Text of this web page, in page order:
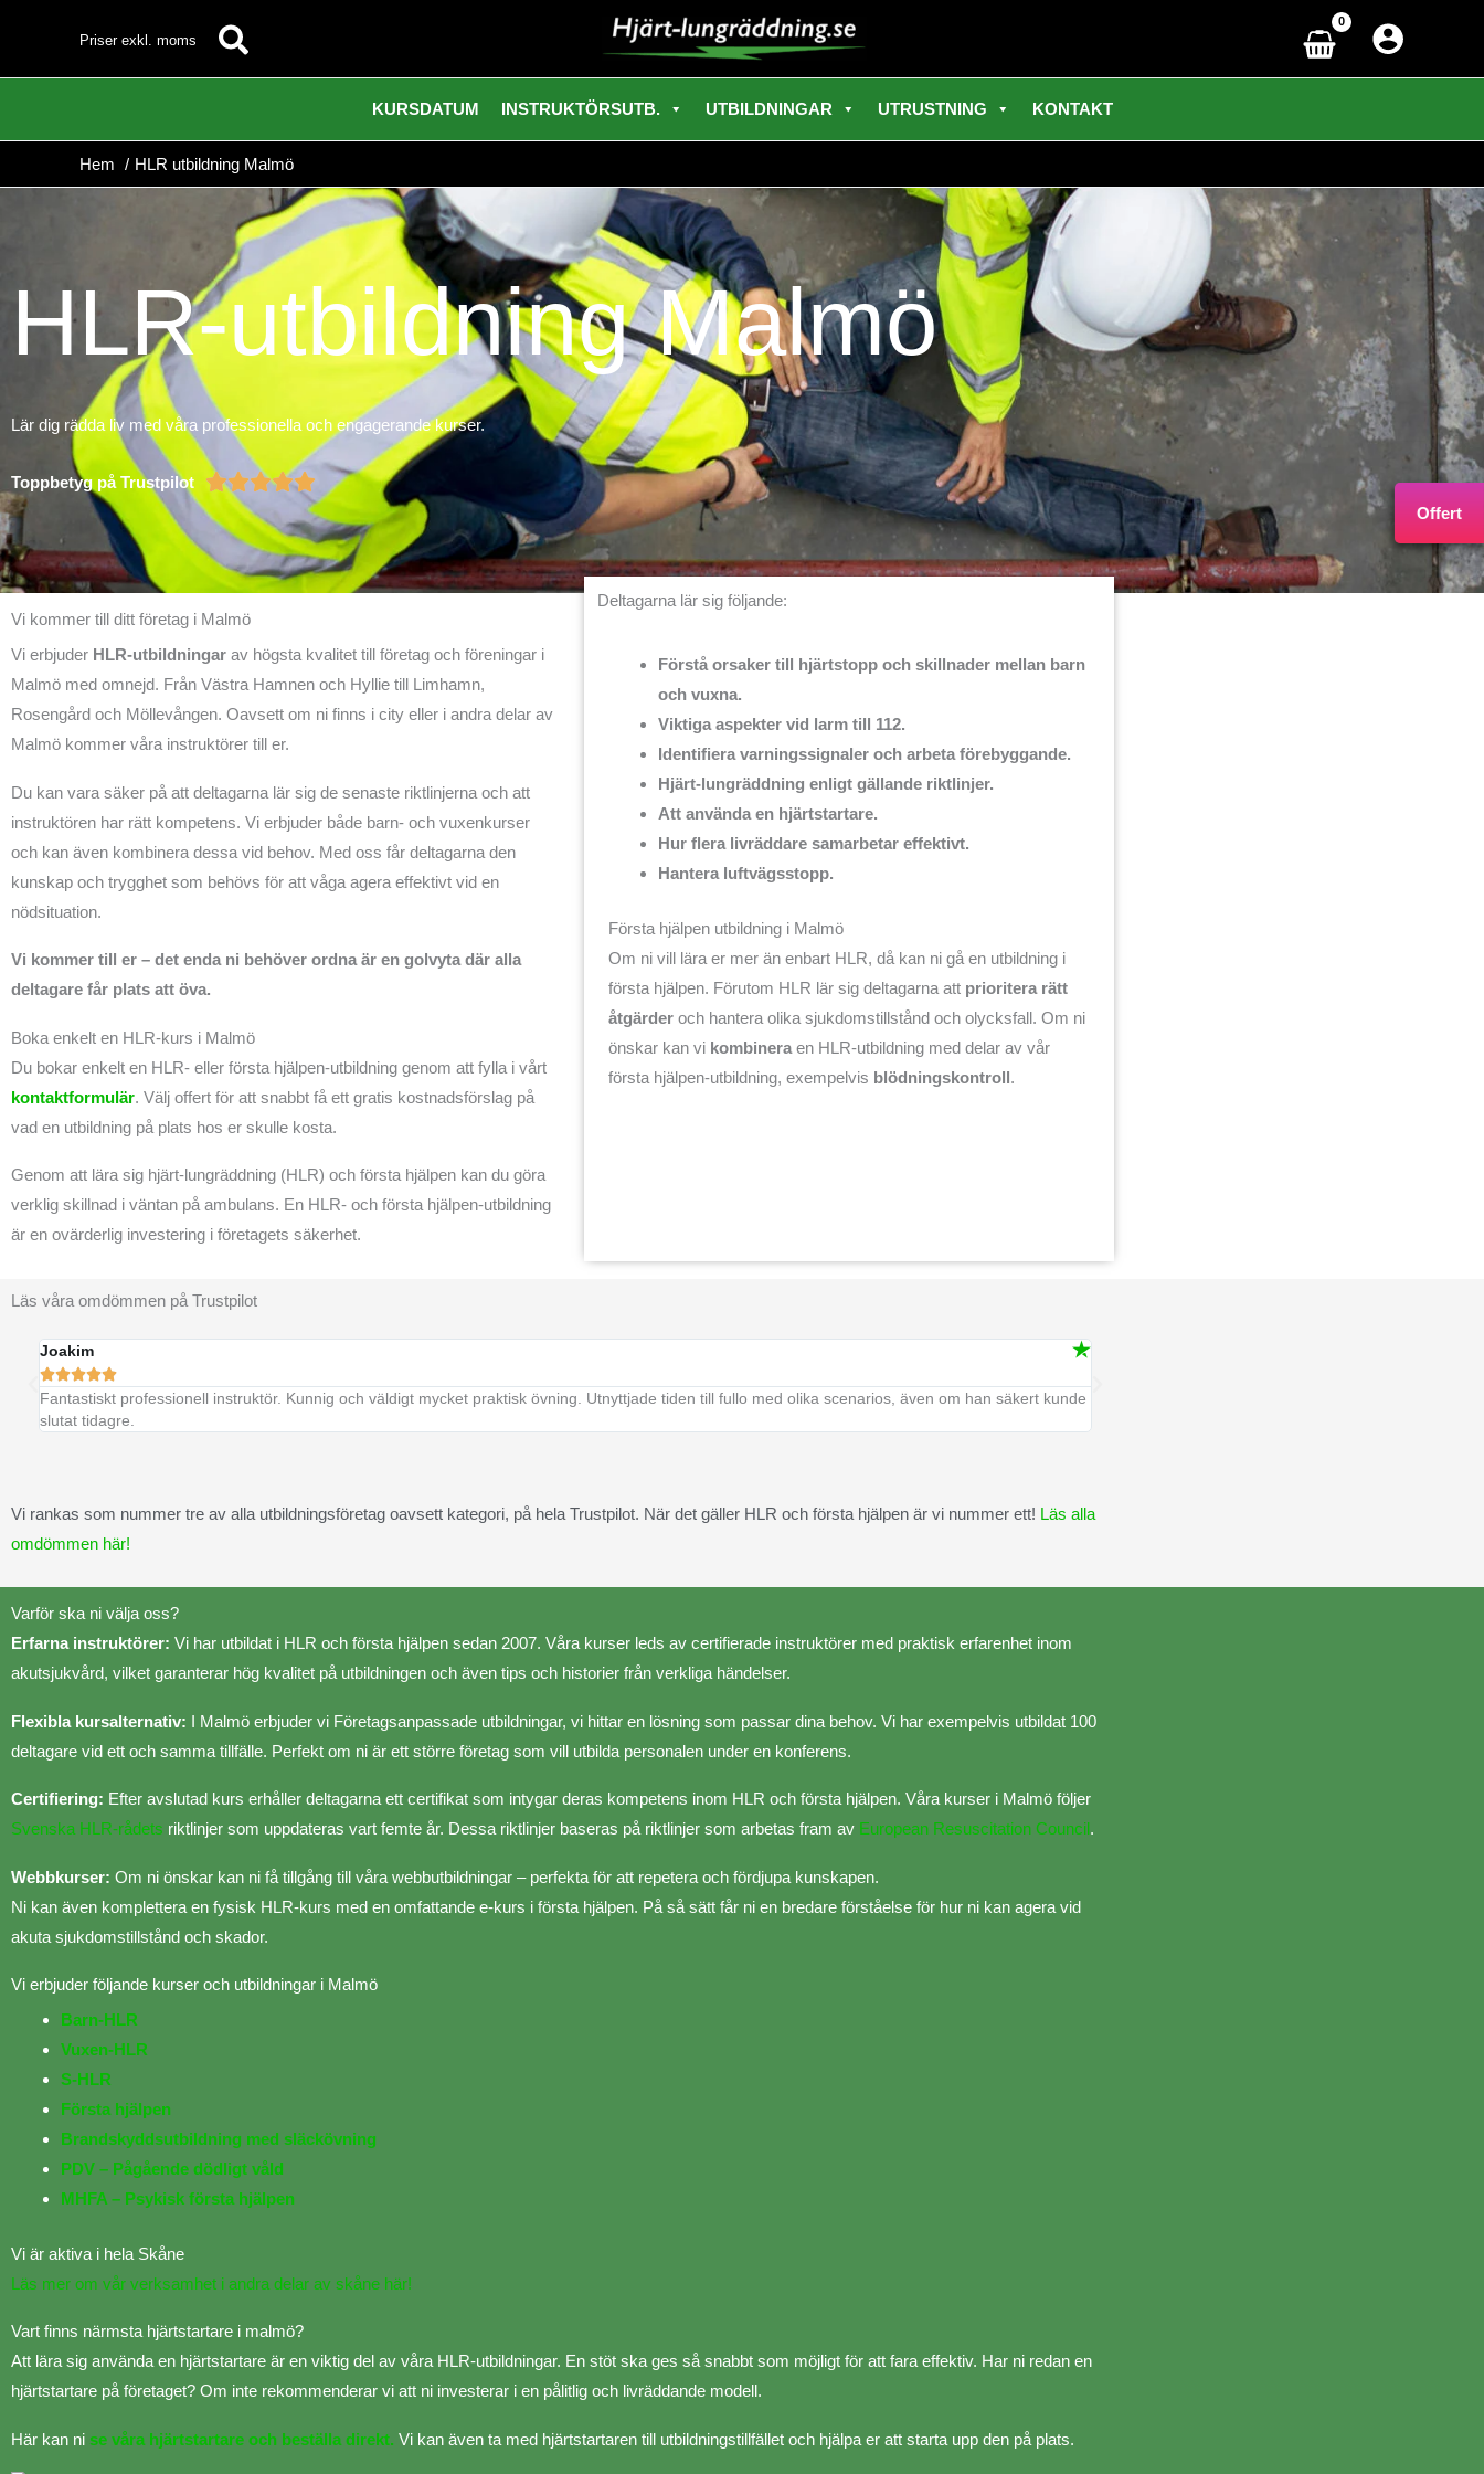
innehåll
Priser exkl. moms Sök
KURSDATUM INSTRUKTÖRSUTB. UTBILDNINGAR UTRUSTNING KONTAKT
Hem HLR utbildning Malmö
HLR-utbildning Malmö
Lär dig rädda liv med våra professionella och engagerande kurser.
Toppbetyg på Trustpilot  Betygsatt
5
av
Offert
Vi kommer till ditt företag i Malmö
Vi erbjuder HLR-utbildningar av högsta kvalitet till företag och föreningar i
Malmö med omnejd. Från Västra Hamnen och Hyllie till Limhamn,
Rosengård och Möllevången. Oavsett om ni finns i city eller i andra delar av
Malmö kommer våra instruktörer till er.
Du kan vara säker på att deltagarna lär sig de senaste riktlinjerna och att
instruktören har rätt kompetens. Vi erbjuder både barn- och vuxenkurser
och kan även kombinera dessa vid behov. Med oss får deltagarna den
kunskap och trygghet som behövs för att våga agera effektivt vid en
nödsituation.
Vi kommer till er – det enda ni behöver ordna är en golvyta där alla
deltagare får plats att öva.
Boka enkelt en HLR-kurs i Malmö
Du bokar enkelt en HLR- eller första hjälpen-utbildning genom att fylla i vårt
kontaktformulär. Välj offert för att snabbt få ett gratis kostnadsförslag på
vad en utbildning på plats hos er skulle kosta.
Genom att lära sig hjärt-lungräddning (HLR) och första hjälpen kan du göra
verklig skillnad i väntan på ambulans. En HLR- och första hjälpen-utbildning
är en ovärderlig investering i företagets säkerhet.
Deltagarna lär sig följande:
Förstå orsaker till hjärtstopp och skillnader mellan barn
och vuxna.
Viktiga aspekter vid larm till 112.
Identifiera varningssignaler och arbeta förebyggande.
Hjärt-lungräddning enligt gällande riktlinjer.
Att använda en hjärtstartare.
Hur flera livräddare samarbetar effektivt.
Hantera luftvägsstopp.
Första hjälpen utbildning i Malmö
Om ni vill lära er mer än enbart HLR, då kan ni gå en utbildning i
första hjälpen. Förutom HLR lär sig deltagarna att prioritera rätt
åtgärderoch hantera olika sjukdomstillstånd och olycksfall. Om ni
önskar kan vi kombineraen HLR-utbildning med delar av vår
första hjälpen-utbildning, exempelvis blödningskontroll.
Läs våra omdömmen på Trustpilot
Joakim

Fantastiskt professionell instruktör. Kunnig och väldigt mycket praktisk övning. Utnyttjade tiden till fullo med olika scenarios, även om han säkert kunde
slutat tidagre.
Vi rankas som nummer tre av alla utbildningsföretag oavsett kategori, på hela Trustpilot. När det gäller HLR och första hjälpen är vi nummer ett! Läs alla
omdömmen här!
Varför ska ni välja oss?
Erfarna instruktörer: Vi har utbildat i HLR och första hjälpen sedan 2007. Våra kurser leds av certifierade instruktörer med praktisk erfarenhet inom
akutsjukvård, vilket garanterar hög kvalitet på utbildningen och även tips och historier från verkliga händelser.
Flexibla kursalternativ: I Malmö erbjuder vi Företagsanpassade utbildningar, vi hittar en lösning som passar dina behov.​ Vi har exempelvis utbildat 100
deltagare vid ett och samma tillfälle. Perfekt om ni är ett större företag som vill utbilda personalen under en konferens.
Certifiering: Efter avslutad kurs erhåller deltagarna ett certifikat som intygar deras kompetens inom HLR och första hjälpen. Våra kurser i Malmö följer
Svenska HLR-rådets riktlinjer som uppdateras vart femte år. Dessa riktlinjer baseras på riktlinjer som arbetas fram av European Resuscitation Council.
Webbkurser: Om ni önskar kan ni få tillgång till våra webbutbildningar – perfekta för att repetera och fördjupa kunskapen.
Ni kan även komplettera en fysisk HLR-kurs med en omfattande e-kurs i första hjälpen. På så sätt får ni en bredare förståelse för hur ni kan agera vid
akuta sjukdomstillstånd och skador.
Vi erbjuder följande kurser och utbildningar i Malmö
Barn-HLR
Vuxen-HLR
S-HLR
Första hjälpen
Brandskyddsutbildning med släckövning
PDV – Pågående dödligt våld
MHFA – Psykisk första hjälpen
Vi är aktiva i hela Skåne
Läs mer om vår verksamhet i andra delar av skåne här!
Vart finns närmsta hjärtstartare i malmö?
Att lära sig använda en hjärtstartare är en viktig del av våra HLR-utbildningar. En stöt ska ges så snabbt som möjligt för att fara effektiv. Har ni redan en
hjärtstartare på företaget? Om inte rekommenderar vi att ni investerar i en pålitlig och livräddande modell.
Här kan ni se våra hjärtstartare och beställa direkt. Vi kan även ta med hjärtstartaren till utbildningstillfället och hjälpa er att starta upp den på plats.